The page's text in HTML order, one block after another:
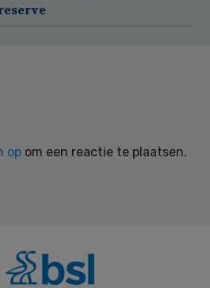
op om een reactie te plaatsen.